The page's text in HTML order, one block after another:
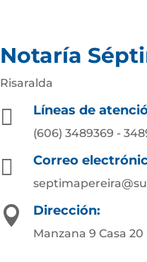
Notaría
Risaralda
 Líneas de
(606) 3489369 -
 Correo
 Dirección:
Manzana 9 Casa